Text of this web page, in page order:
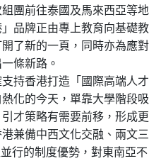
團前往泰國及馬來西亞等地
品牌正由專上教育向基礎教
了新的一頁，同時亦為應對
條新路。
持香港打造「國際高端人才
化的今天，單靠大學階段吸
才策略有需要前移，形成更
兼備中西文化交融、兩文三
行的制度優勢，對東南亞不